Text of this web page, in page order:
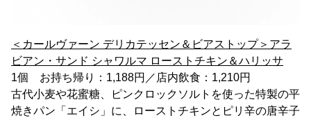
＜カールヴァーン デリカテッセン＆ビアストップ＞ アラ
ビアン・サンド シャワルマ ローストチキン＆ハリッサ
1個 お持ち帰り：1,188円／店内飲食：1,210円
古代小麦や花蜜糖、ピンクロックソルトを使った特製の平
焼きパン「エイシ」に、ローストチキンとピリ辛の唐辛子